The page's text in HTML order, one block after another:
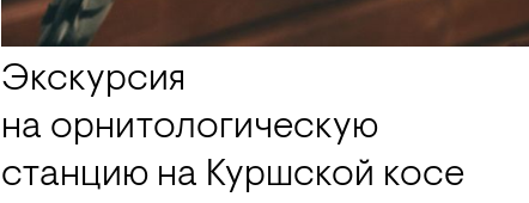
Экскурсия
на орнитологическую
станцию на Куршской косе